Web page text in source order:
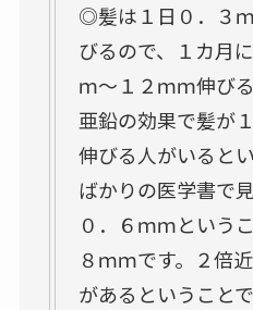
◎髪は１日０．３
びるので、１カ月
ｍ～１２ｍｍ伸び
亜鉛の効果で髪が
伸びる人がいると
ばかりの医学書で
０．６ｍｍという
８ｍｍです。２倍
があるということで